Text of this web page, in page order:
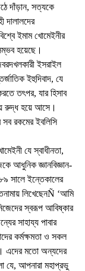
দাঁড়ান, সত্যকে
দালালদের
ইমাম খোমেইনীর
হয়েছে।
ইসরাইল
ইহুদিবাদ, যে
তৎপর, যার হিসাব
রুদ্ধ হয়ে আসে।
রকমের ইবলিসি
যে স্বাধীনতা,
আধুনিক জ্ঞানবিজ্ঞান-
সালে ইন্তেকালের
লিখেছেনÑ ‘আমি
স্বরূপ আবিষ্কার
সাহায্য পাবার
কর্মক্ষমতা ও সকল
এদের মতো অন্যদের
যে, আপনারা মহাপ্রভু